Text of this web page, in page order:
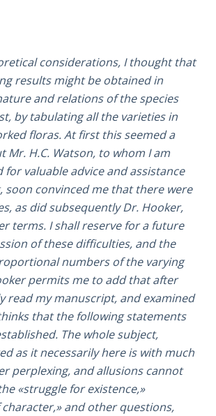
considerations, I thought that
results might be obtained in
and relations of the species
by tabulating all the varieties in
floras. At first this seemed a
Mr. H.C. Watson, to whom I am
valuable advice and assistance
soon convinced me that there were
as did subsequently Dr. Hooker,
terms. I shall reserve for a future
of these difficulties, and the
numbers of the varying
permits me to add that after
read my manuscript, and examined
that the following statements
The whole subject,
as it necessarily here is with much
perplexing, and allusions cannot
«struggle for existence,»
and other questions,